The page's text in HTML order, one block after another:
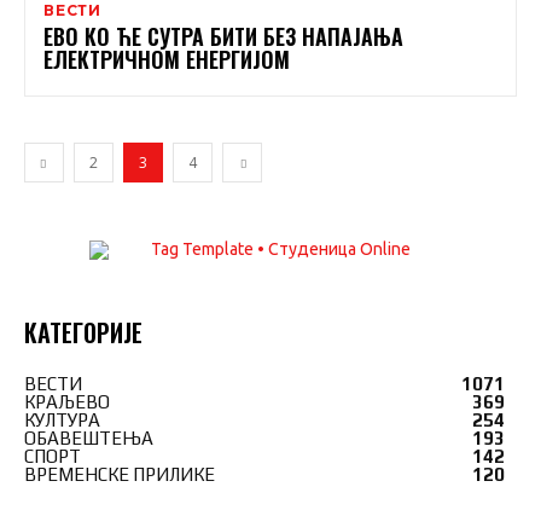
ВЕСТИ
ЕВО КО ЋЕ СУТРА БИТИ БЕЗ НАПАЈАЊА
ЕЛЕКТРИЧНОМ ЕНЕРГИЈОМ
2 3 4
КАТЕГОРИЈЕ
ВЕСТИ
1071
КРАЉЕВО
369
КУЛТУРА
254
ОБАВЕШТЕЊА
193
СПОРТ
142
ВРЕМЕНСКЕ ПРИЛИКЕ
120